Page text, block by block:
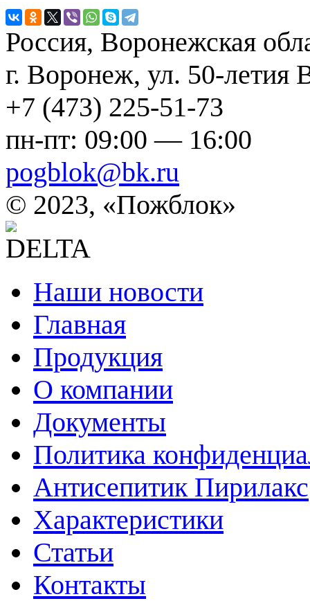
Россия, Воронежская
г. Воронеж, ул. 50-
+7 (473) 225-51-73
пн-пт: 09:00 — 16:00
pogblok@bk.ru
© 2023, «Пожблок»
Наши новости
Главная
Продукция
О компании
Документы
Политика
Антисепитик Пирилакс
Характеристики
Статьи
Контакты